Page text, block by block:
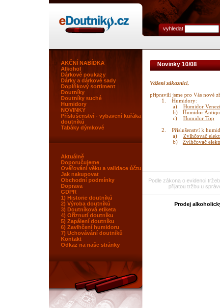
vyhledat
AKČNÍ NABÍDKA
Alkohol
Dárkové poukazy
Dárky a dárkové sady
Doplňkový sortiment
Doutníky
Doutníky suché
Humidory
NOVINKY
Příslušenství - vybavení kuřáka
doutníků
Tabáky dýmkové
Aktuálně
Doporučujeme
Ověřování věku a validace účtu
Jak nakupovat
Obchodní podmínky
Doprava
GDPR
1) Historie doutníků
2) Výroba doutníků
3) Doutníková etiketa
4) Oříznutí doutníku
5) Zapálení doutníku
6) Zavlhčení humidoru
7) Uchovávání doutníků
Kontakt
Odkaz na naše stránky
Novinky 10/08
Vážení zákazníci,
připravili jsme pro Vás nové
1.
Humidory:
a)
Humidor
b)
Humidor
c)
Humidor Top
2.
Příslušenství k
a)
Zvlhčovač
b)
Zvlhčovač
Podle zákona o evidenci
přijatou tržbu u
Prodej